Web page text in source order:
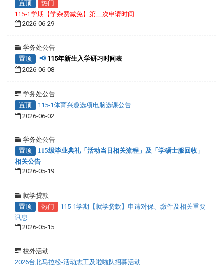
置顶
热门
115-1学期【学杂费减免】第二次申请时间
2026-06-29
学务处公告
置顶
📢115年新生入学研习时间表
2026-06-08
学务处公告
置顶
115-1体育兴趣选项电脑选课公告
2026-06-02
学务处公告
置顶
115级毕业典礼「活动当日相关流程」及「学硕士服回收」
相关公告
2026-05-19
就学贷款
置顶
热门
115-1学期【就学贷款】申请对保、缴件及相关重要
讯息
2026-05-15
校外活动
2026台北马拉松-活动志工及啦啦队招募活动